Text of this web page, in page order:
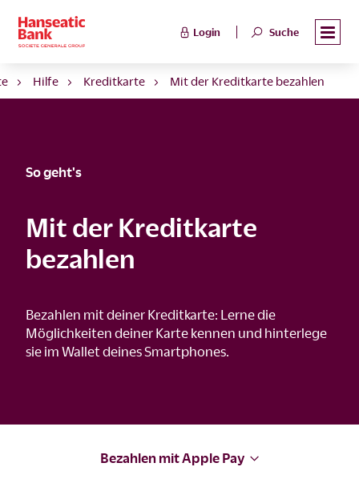
Login Suche
Hilfe Kreditkarte Mit der Kreditkarte bezahlen
So geht's
Mit der Kreditkarte
bezahlen
Bezahlen mit deiner Kreditkarte: Lerne die
Möglichkeiten deiner Karte kennen und hinterlege
sie im Wallet deines Smartphones.
Bezahlen mit Apple Pay